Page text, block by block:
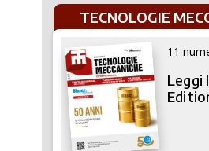
TECNOLOGIE
11
Leggi